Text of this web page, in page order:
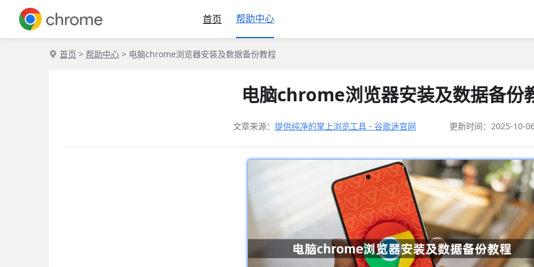
首页 帮助中心
首页 > 帮助中心 > 电脑chrome浏览器安装及数据备份教程
电脑chrome浏览器安装及数据备份
文章来源： 提供纯净的掌上浏览工具 - 谷歌迷官网 更新时间：2025-10-